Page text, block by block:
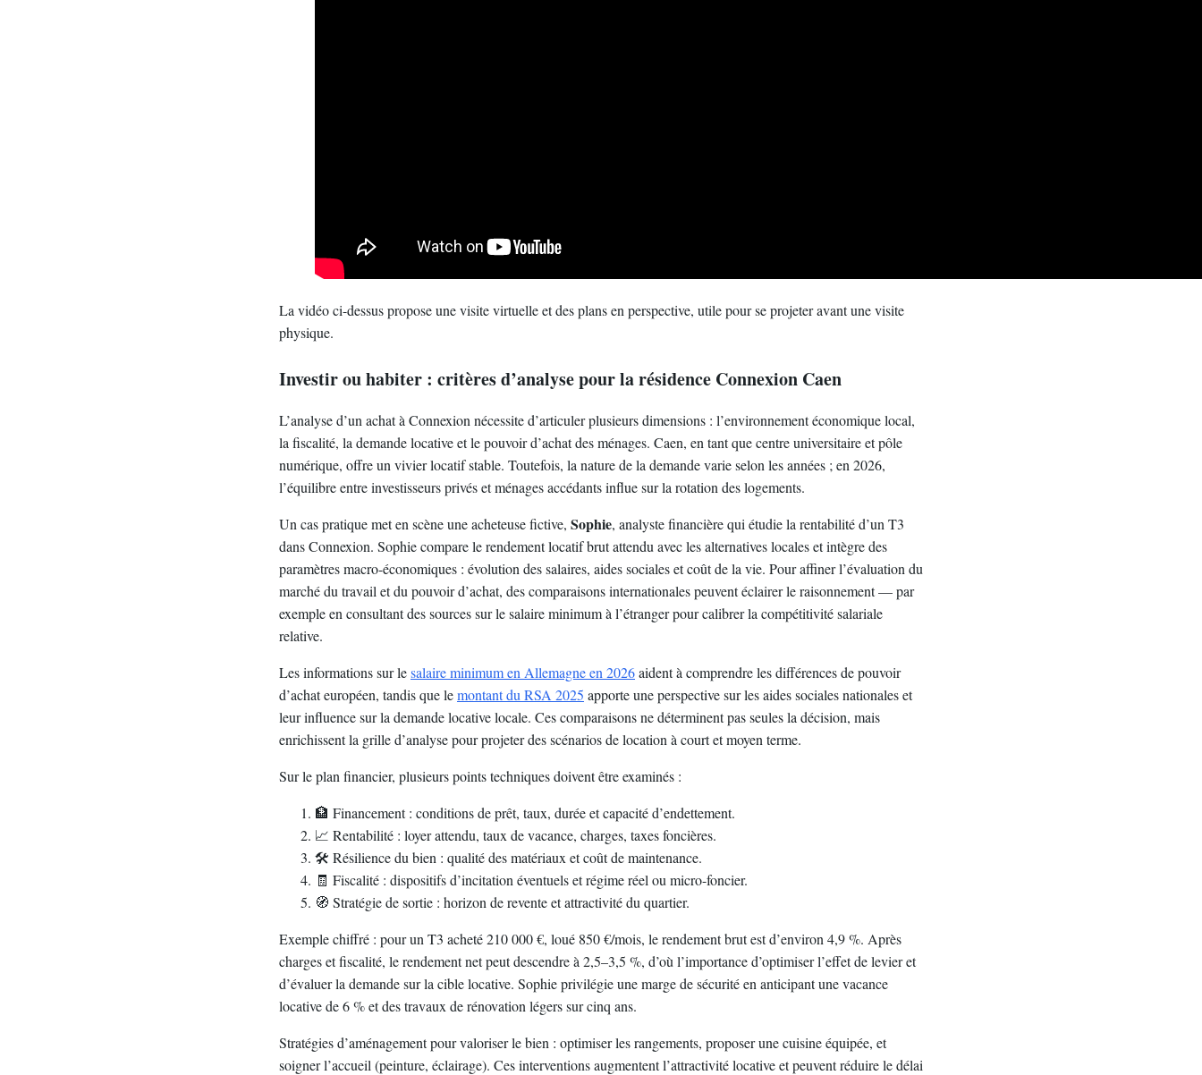
La vidéo ci-dessus propose une visite virtuelle et des plans en perspective, utile pour se projeter avant une visite
physique.
Investir ou habiter : critères d’analyse pour la résidence Connexion Caen
L’analyse d’un achat à Connexion nécessite d’articuler plusieurs dimensions : l’environnement économique local,
la fiscalité, la demande locative et le pouvoir d’achat des ménages. Caen, en tant que centre universitaire et pôle
numérique, offre un vivier locatif stable. Toutefois, la nature de la demande varie selon les années ; en 2026,
l’équilibre entre investisseurs privés et ménages accédants influe sur la rotation des logements.
Un cas pratique met en scène une acheteuse fictive, Sophie, analyste financière qui étudie la rentabilité d’un T3
dans Connexion. Sophie compare le rendement locatif brut attendu avec les alternatives locales et intègre des
paramètres macro-économiques : évolution des salaires, aides sociales et coût de la vie. Pour affiner l’évaluation du
marché du travail et du pouvoir d’achat, des comparaisons internationales peuvent éclairer le raisonnement — par
exemple en consultant des sources sur le salaire minimum à l’étranger pour calibrer la compétitivité salariale
relative.
Les informations sur lesalaire minimum en Allemagne en 2026aident à comprendre les différences de pouvoir
d’achat européen, tandis que lemontant du RSA 2025 apporte une perspective sur les aides sociales nationales et
leur influence sur la demande locative locale. Ces comparaisons ne déterminent pas seules la décision, mais
enrichissent la grille d’analyse pour projeter des scénarios de location à court et moyen terme.
Sur le plan financier, plusieurs points techniques doivent être examinés :
🏦 Financement : conditions de prêt, taux, durée et capacité d’endettement.
📈 Rentabilité : loyer attendu, taux de vacance, charges, taxes foncières.
🛠️ Résilience du bien : qualité des matériaux et coût de maintenance.
🧾 Fiscalité : dispositifs d’incitation éventuels et régime réel ou micro-foncier.
🧭 Stratégie de sortie : horizon de revente et attractivité du quartier.
Exemple chiffré : pour un T3 acheté 210 000 €, loué 850 €/mois, le rendement brut est d’environ 4,9 %. Après
charges et fiscalité, le rendement net peut descendre à 2,5–3,5 %, d’où l’importance d’optimiser l’effet de levier et
d’évaluer la demande sur la cible locative. Sophie privilégie une marge de sécurité en anticipant une vacance
locative de 6 % et des travaux de rénovation légers sur cinq ans.
Stratégies d’aménagement pour valoriser le bien : optimiser les rangements, proposer une cuisine équipée, et
soigner l’accueil (peinture, éclairage). Ces interventions augmentent l’attractivité locative et peuvent réduire le délai